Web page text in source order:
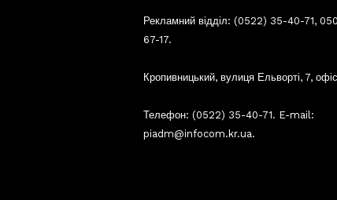
Рекламний відділ: (0522) 35-40-71,
67-17.
Кропивницький, вулиця Ельворті, 7,
Телефон: (0522) 35-40-71. E-mail:
piadm@infocom.kr.ua.